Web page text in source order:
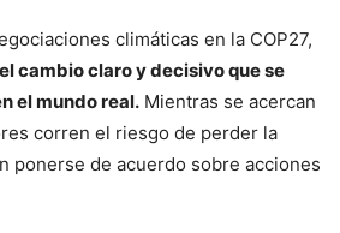
climáticas en la COP27,
cambio claro y decisivo que se
el mundo real. Mientras se acercan
corren el riesgo de perder la
ponerse de acuerdo sobre acciones